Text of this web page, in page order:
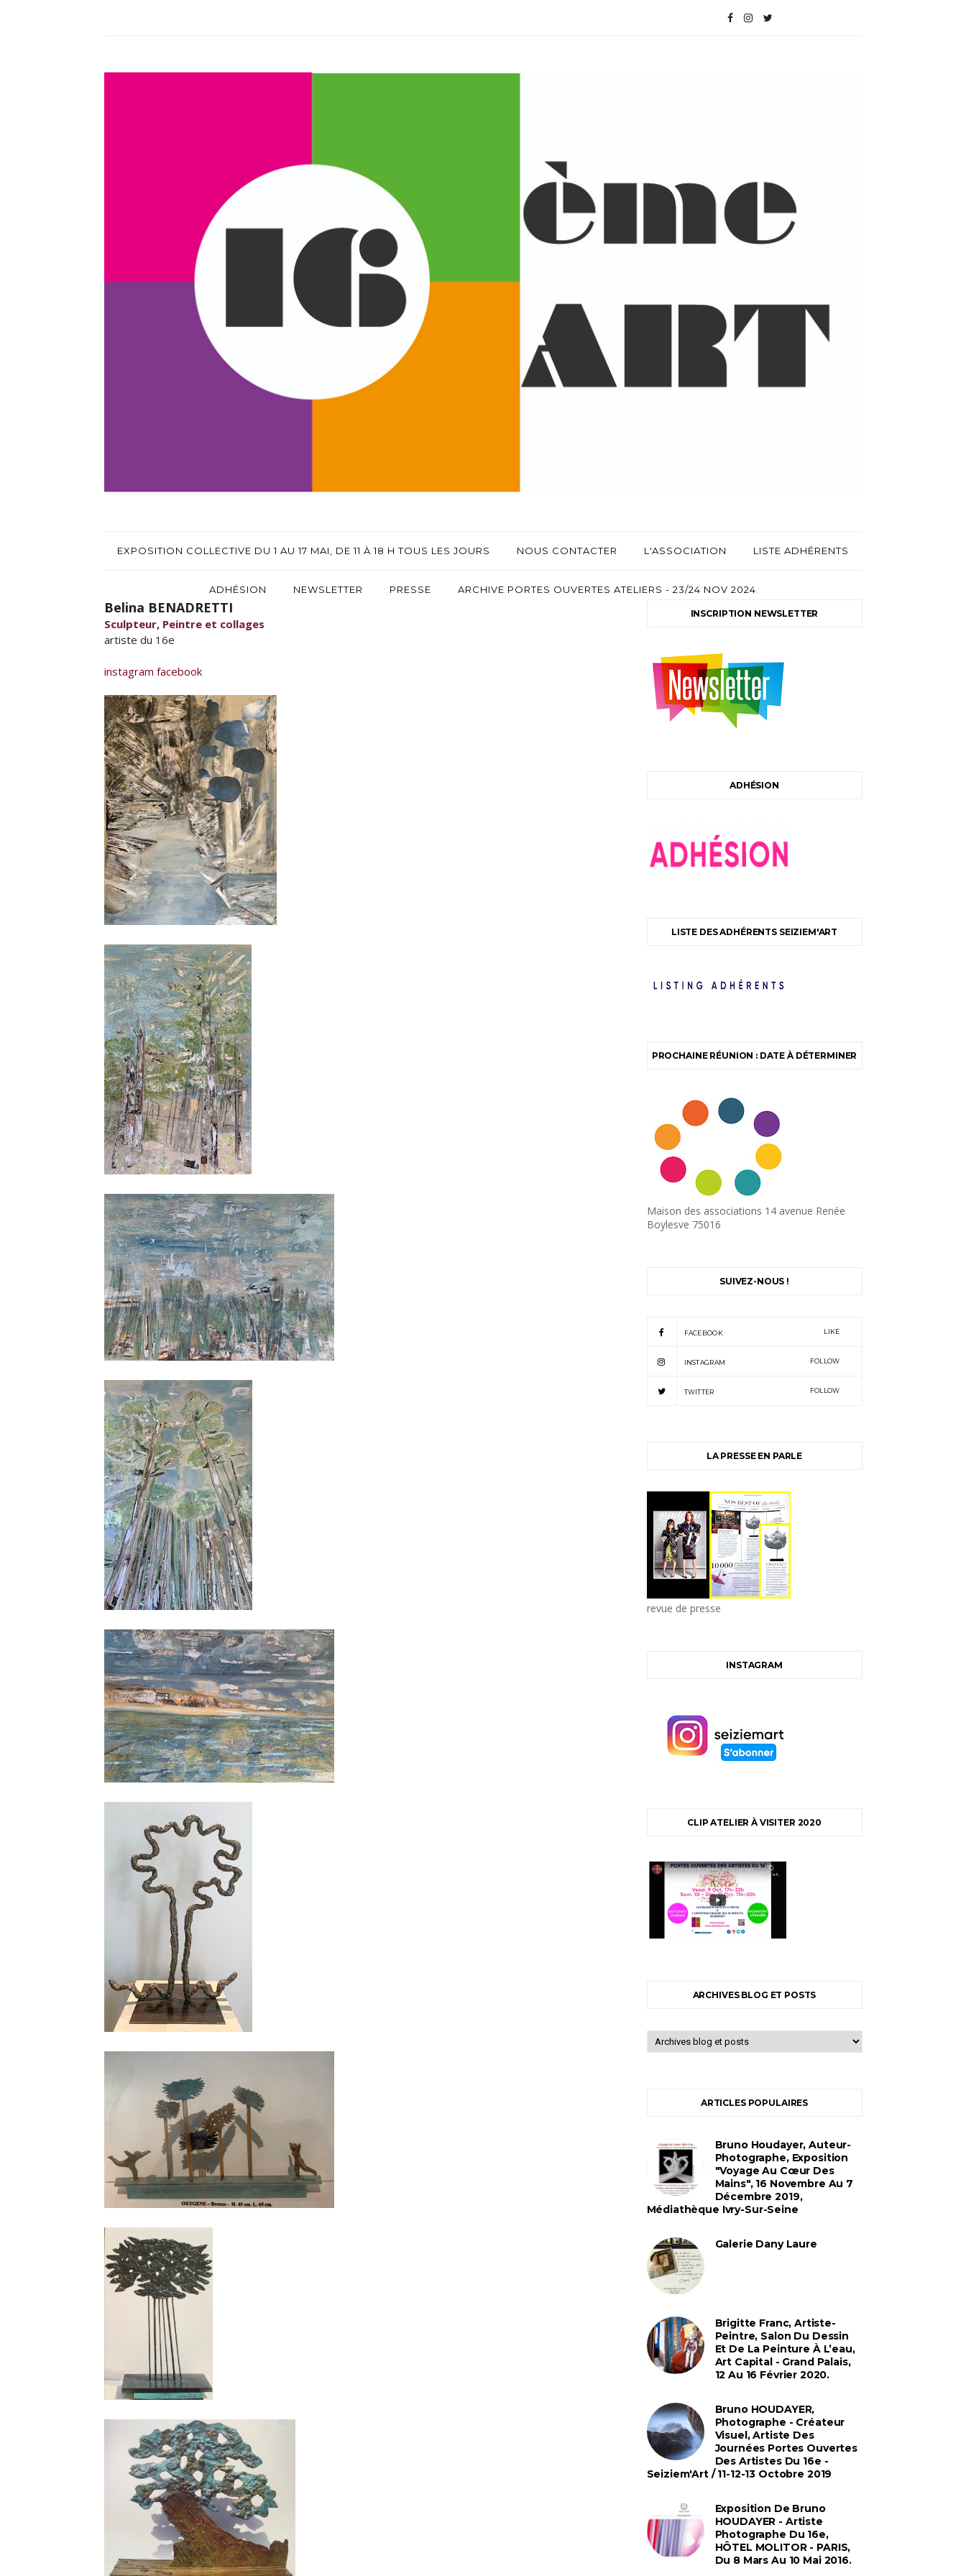
EXPOSITION COLLECTIVE DU 1 AU 17 MAI, DE 11 À 18 H TOUS LES JOURS NOUS CONTACTER L'ASSOCIATION LISTE ADHÉRENTS
ADHÉSION NEWSLETTER PRESSE ARCHIVE PORTES OUVERTES ATELIERS - 23/24 NOV 2024
Belina BENADRETTI
Sculpteur, Peintre et collages
artiste du 16e
instagram facebook
INSCRIPTION NEWSLETTER
ADHÉSION
LISTE DES ADHÉRENTS SEIZIEM'ART
PROCHAINE RÉUNION : DATE À DÉTERMINER
Maison des associations 14 avenue Renée
Boylesve 75016
SUIVEZ-NOUS !
FACEBOOK LIKE
INSTAGRAM FOLLOW
TWITTER FOLLOW
LA PRESSE EN PARLE
revue de presse
INSTAGRAM
CLIP ATELIER À VISITER 2020
ARCHIVES BLOG ET POSTS
ARTICLES POPULAIRES
Bruno Houdayer, Auteur-
Photographe, Exposition
"Voyage Au Cœur Des
Mains", 16 Novembre Au 7
Décembre 2019,
Médiathèque Ivry-Sur-Seine
Galerie Dany Laure
Brigitte Franc, Artiste-
Peintre, Salon Du Dessin
Et De La Peinture À L’eau,
Art Capital - Grand Palais,
12 Au 16 Février 2020.
Bruno HOUDAYER,
Photographe - Créateur
Visuel, Artiste Des
Journées Portes Ouvertes
Des Artistes Du 16e -
Seiziem'Art / 11-12-13 Octobre 2019
Exposition De Bruno
HOUDAYER - Artiste
Photographe Du 16e,
HÔTEL MOLITOR - PARIS,
Du 8 Mars Au 10 Mai 2016.